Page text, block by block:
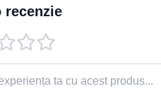
recenzie